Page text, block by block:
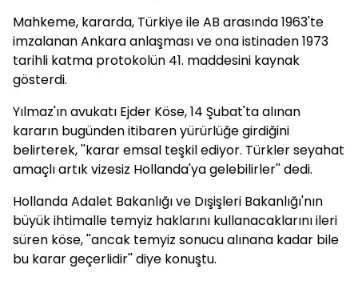
Mahkeme, kararda, Türkiye ile AB arasında 1963'te
imzalanan Ankara anlaşması ve ona istinaden 1973
tarihli katma protokolün 41. maddesini kaynak
gösterdi.
Yılmaz'ın avukatı Ejder Köse, 14 Şubat'ta alınan
kararın bugünden itibaren yürürlüğe girdiğini
belirterek, ''karar emsal teşkil ediyor. Türkler seyahat
amaçlı artık vizesiz Hollanda'ya gelebilirler'' dedi.
Hollanda Adalet Bakanlığı ve Dışişleri Bakanlığı'nın
büyük ihtimalle temyiz haklarını kullanacaklarını ileri
süren köse, ''ancak temyiz sonucu alınana kadar bile
bu karar geçerlidir'' diye konuştu.